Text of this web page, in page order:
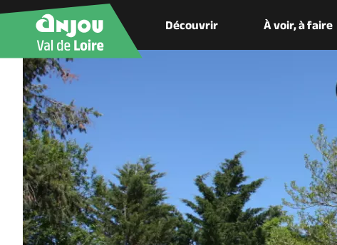
Découvrir À voir, à faire